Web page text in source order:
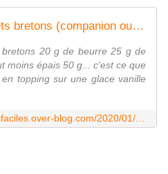
Pâte à tartiner aux palets bretons (companion ou pas) - Mes Meilleures Recettes Faciles
20 g de beurre 25 g de
moins épais 50 g... c'est ce que
topping sur une glace vanille